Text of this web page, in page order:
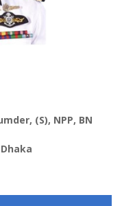
(S), NPP, BN